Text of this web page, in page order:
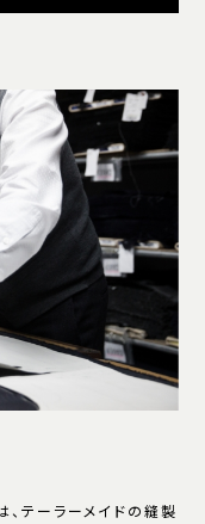
テーラーメイドの縫製